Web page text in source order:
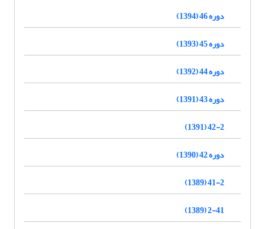
دوره 46 (1394)
دوره 45 (1393)
دوره 44 (1392)
دوره 43 (1391)
42-2 (1391)
دوره 42 (1390)
41-2 (1389)
2-41 (1389)